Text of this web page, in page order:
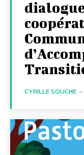
CYRILLE SOUCHE -